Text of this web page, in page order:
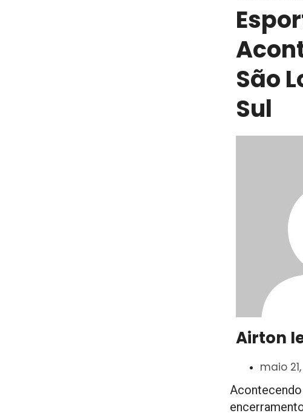
São
Sul
Airton
maio